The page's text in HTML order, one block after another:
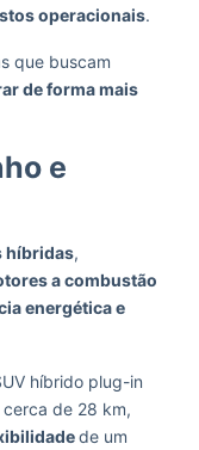
operacionais.
que buscam
de forma mais
e
híbridas,
a combustão
energética e
híbrido plug-in
de 28 km,
de um